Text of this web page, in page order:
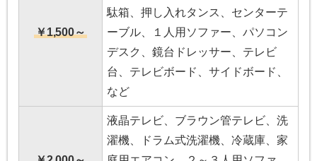
￥1,500～
駄箱、押し入れタンス、センターテ
ーブル、１人用ソファー、パソコン
デスク、鏡台ドレッサー、テレビ
台、テレビボード、サイドボード、
など
液晶テレビ、ブラウン管テレビ、洗
濯機、ドラム式洗濯機、冷蔵庫、家